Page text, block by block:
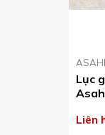
ASAHI
Lục
Liên